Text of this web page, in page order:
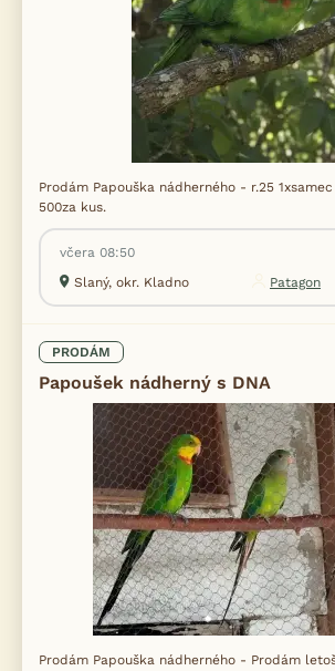
Prodám Papouška nádherného - r.25
500za kus.
včera 08:50
Slaný, okr. Kladno
Patagon
PRODÁM
Papoušek nádherný s DNA
Prodám Papouška nádherného - Prodám